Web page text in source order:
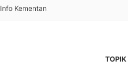
Info Kementan
TOPIK